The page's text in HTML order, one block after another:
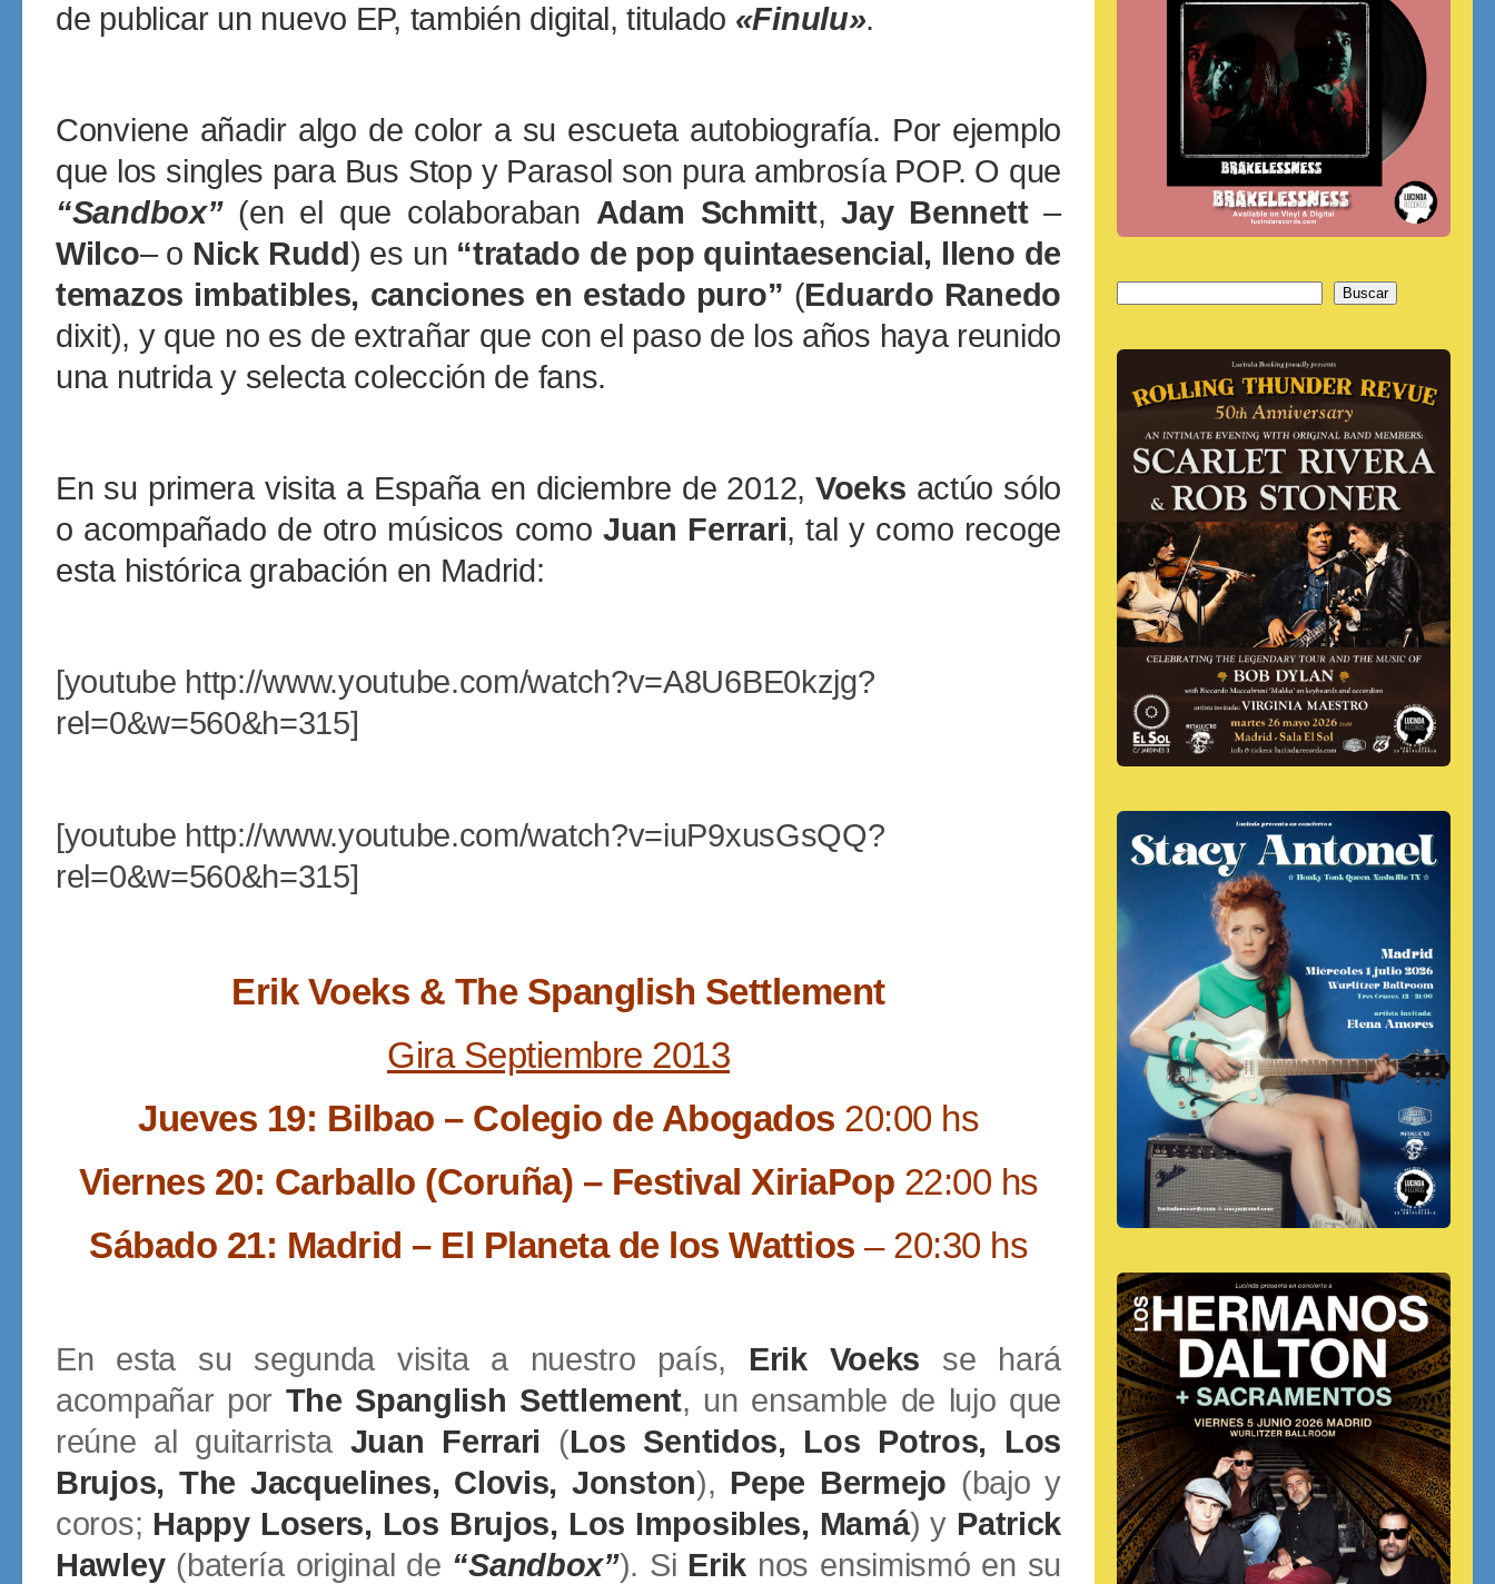
de publicar un nuevo EP, también digital, titulado «Finulu».
Conviene añadir algo de color a su escueta autobiografía. Por ejemplo
que los singles para Bus Stop y Parasol son pura ambrosía POP. O que
“Sandbox”(en el que colaboraban Adam Schmitt,Jay Bennett–
Wilco– o Nick Rudd) es un “tratado de pop quintaesencial, lleno de
temazos imbatibles, canciones en estado puro” (Eduardo Ranedo
dixit), y que no es de extrañar que con el paso de los años haya reunido
una nutrida y selecta colección de fans.
En su primera visita a España en diciembre de 2012,Voeks actúo sólo
o acompañado de otro músicos como Juan Ferrari, tal y como recoge
esta histórica grabación en Madrid:
[youtube http://www.youtube.com/watch?v=A8U6BE0kzjg?
rel=0&w=560&h=315]
[youtube http://www.youtube.com/watch?v=iuP9xusGsQQ?
rel=0&w=560&h=315]
Erik Voeks & The Spanglish Settlement
Gira Septiembre 2013
Jueves 19: Bilbao – Colegio de Abogados 20:00 hs
Viernes 20: Carballo (Coruña) – Festival XiriaPop 22:00 hs
Sábado 21: Madrid – El Planeta de los Wattios – 20:30 hs
En esta su segunda visita a nuestro país, Erik Voeks se hará
acompañar por The Spanglish Settlement, un ensamble de lujo que
reúne al guitarrista Juan Ferrari (Los Sentidos, Los Potros, Los
Brujos, The Jacquelines, Clovis, Jonston), Pepe Bermejo (bajo y
coros; Happy Losers, Los Brujos, Los Imposibles, Mamá) y Patrick
Hawley(batería original de “Sandbox”). Si Erik nos ensimismó en su
Buscar